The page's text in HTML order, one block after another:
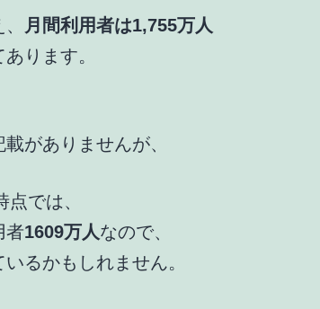
月間利用者は1,755万人
ります。
がありませんが、
では、
者1609万人なので、
るかもしれません。